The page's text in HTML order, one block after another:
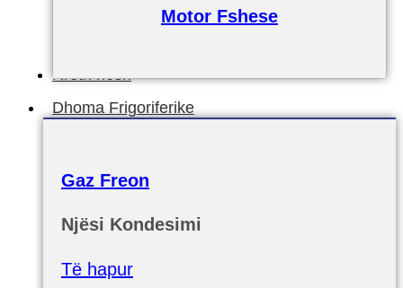
Motor Fshese
Rreth nesh
Dhoma Frigoriferike
Gaz Freon
Njësi Kondesimi
Të hapur